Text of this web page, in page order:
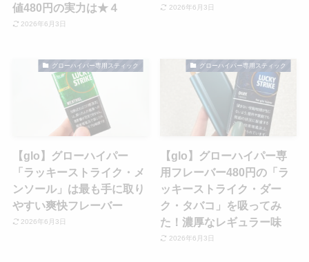
値480円の実力は★４
2026年6月3日
2026年6月3日
グローハイパー専用スティック
【glo】グローハイパー
「ラッキーストライク・メ
ンソール」は最も手に取り
やすい爽快フレーバー
2026年6月3日
グローハイパー専用スティック
【glo】グローハイパー専
用フレーバー480円の「ラ
ッキーストライク・ダー
ク・タバコ」を吸ってみ
た！濃厚なレギュラー味
2026年6月3日